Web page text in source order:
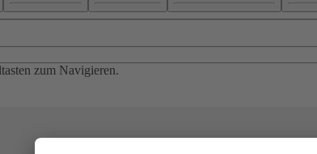
zum Navigieren.